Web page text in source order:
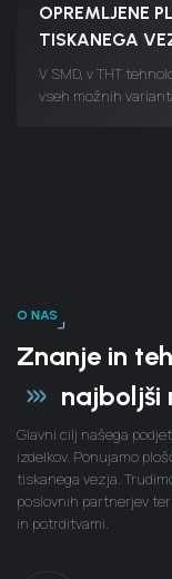
OPREMLJENE
TISKANEGA
V SMD, v THT
vseh možnih
O NAS
Znanje in
najboljši
Glavni cilj našega
izdelkov. Ponujamo
tiskanega vezja.
poslovnih partnerjev
in potrditvami.